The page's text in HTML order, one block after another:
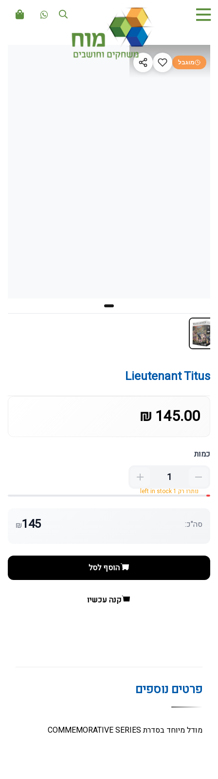
מוגבל
Lieutenant Titus
145.00 ₪
כמות
נותרו רק 1 left in stock
סה"כ: 145
₪
הוסף לסל
קנה עכשיו
פרטים נוספים
מודל מיוחד בסדרת COMMEMORATIVE SERIES